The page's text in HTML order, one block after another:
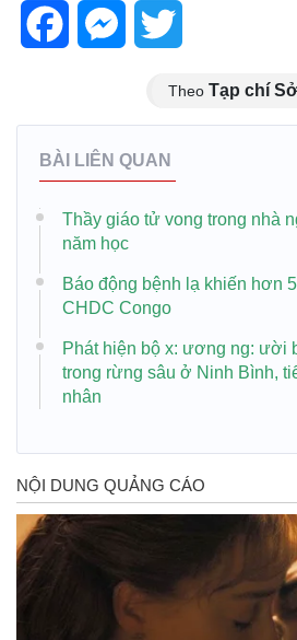
FacebookMessenger
Theo Tạp chí
BÀI LIÊN QUAN
Thầy giáo tử vong trong nhà
năm học
Báo động bệnh lạ khiến hơn
CHDC Congo
Phát hiện bộ x: ương ng: ười
trong rừng sâu ở Ninh Bình,
nhân